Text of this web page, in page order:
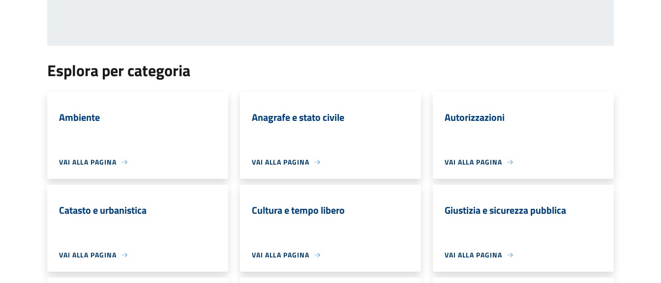
Esplora per categoria
Ambiente
VAI ALLA PAGINA
Anagrafe e stato civile
VAI ALLA PAGINA
Autorizzazioni
VAI ALLA PAGINA
Catasto e urbanistica
VAI ALLA PAGINA
Cultura e tempo libero
VAI ALLA PAGINA
Giustizia e sicurezza pubblica
VAI ALLA PAGINA